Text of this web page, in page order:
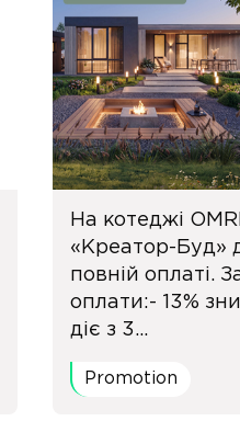
На котеджі
«Креатор-Буд»
повній оплаті.
оплати:- 13%
діє з 3...
Promotion